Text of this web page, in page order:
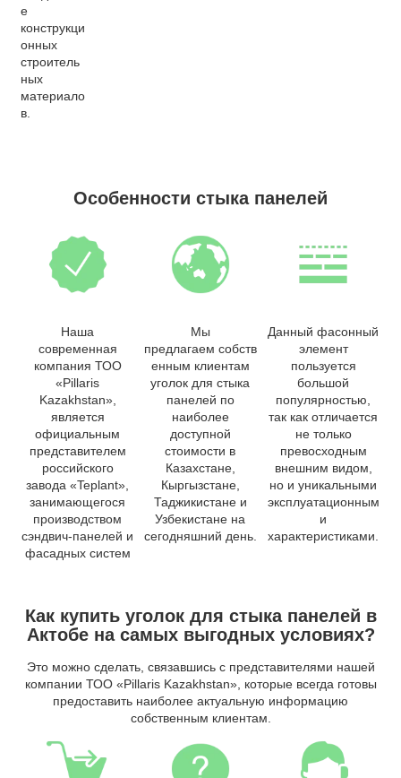
е
конструкци
онных
строитель
ных
материало
в.
Особенности стыка панелей
Наша
современная
компания ТОО
«Pillaris
Kazakhstan»,
является
официальным
представителем
российского
завода «Teplant»,
занимающегося
производством
сэндвич-панелей и
фасадных систем
Мы
предлагаем собств
енным клиентам
уголок для стыка
панелей по
наиболее
доступной
стоимости в
Казахстане,
Кыргызстане,
Таджикистане и
Узбекистане на
сегодняшний день.
Данный фасонный
элемент
пользуется
большой
популярностью,
так как отличается
не только
превосходным
внешним видом,
но и уникальными
эксплуатационным
и
характеристиками.
Как купить уголок для стыка панелей в
Актобе на самых выгодных условиях?
Это можно сделать, связавшись с представителями нашей
компании ТОО «Pillaris Kazakhstan», которые всегда готовы
предоставить наиболее актуальную информацию
собственным клиентам.